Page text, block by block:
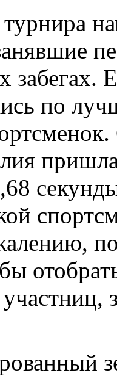
забегах.
по